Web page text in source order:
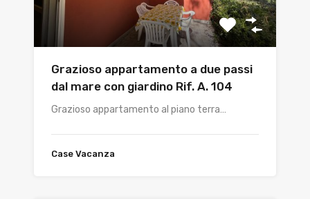
Grazioso appartamento a due passi
dal mare con giardino Rif. A. 104
Grazioso appartamento al piano terra…
Case Vacanza